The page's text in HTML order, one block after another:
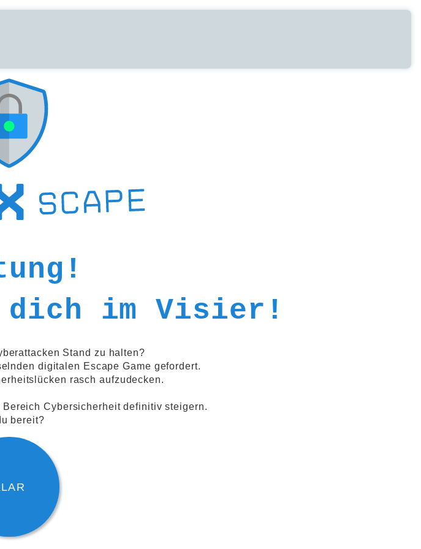
dich im Visier!
Stand zu halten?
digitalen Escape Game gefordert.
rasch aufzudecken.
Cybersicherheit definitiv steigern.
bereit?